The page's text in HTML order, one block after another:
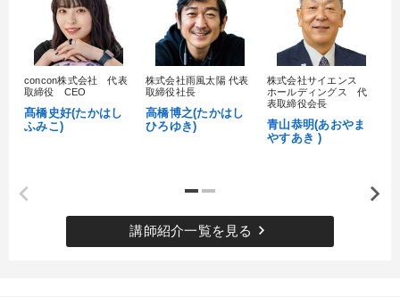
concon株式会社 代表
取締役 CEO
髙橋史好(たかはし
ふみこ)
株式会社雨風太陽 代表
取締役社長
高橋博之(たかはし
ひろゆき)
株式会社サイエンス
ホールディングス 代
表取締役会長
青山恭明(あおやま
やすあき )
講師紹介一覧を見る keyboard_arrow_right